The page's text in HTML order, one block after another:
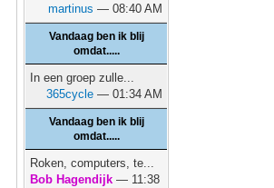
martinus — 08:40 AM
Vandaag ben ik blij
omdat.....
In een groep zulle...
365cycle — 01:34 AM
Vandaag ben ik blij
omdat.....
Roken, computers, te...
Bob Hagendijk — 11:38